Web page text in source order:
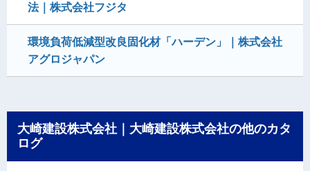
法｜株式会社フジタ
環境負荷低減型改良固化材「ハーデン」｜株式会社
アグロジャパン
大崎建設株式会社｜大崎建設株式会社の他のカタ
ログ